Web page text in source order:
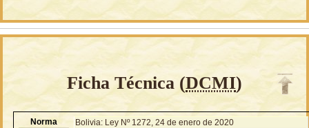
Ficha Técnica (DCMI)
Norma
Bolivia: Ley Nº 1272, 24 de enero de 2020